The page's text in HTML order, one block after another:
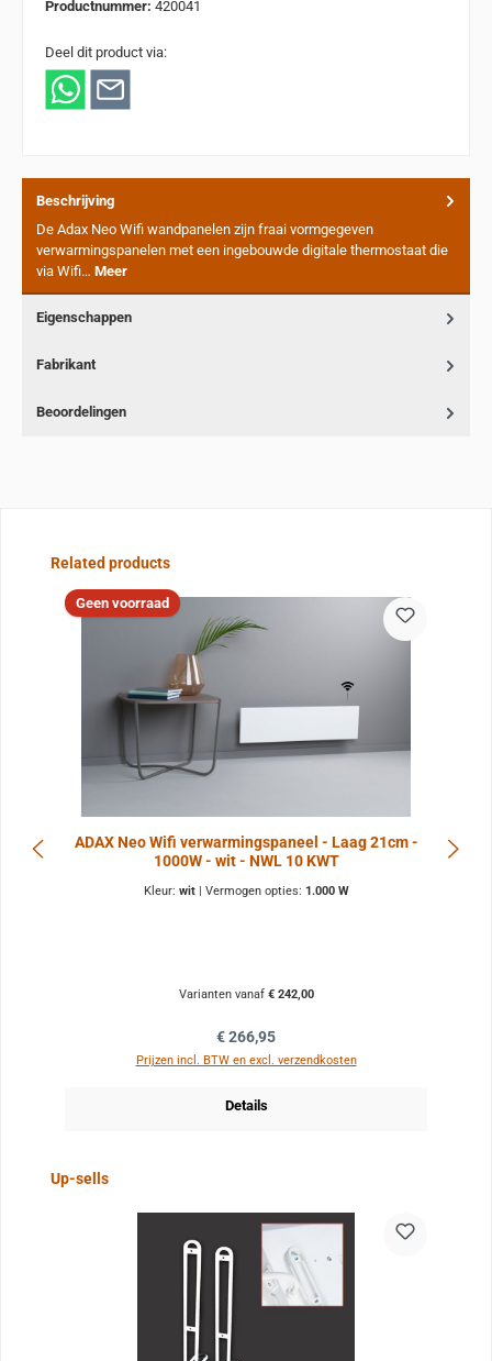
Productnummer: 420041
Deel dit product via:
Beschrijving
De Adax Neo Wifi wandpanelen zijn fraai vormgegeven
verwarmingspanelen met een ingebouwde digitale thermostaat die
via Wifi… Meer
Eigenschappen
Fabrikant
Beoordelingen
Sla de afbeeldingengalerij over
Related products
Geen voorraad
ADAX Neo Wifi verwarmingspaneel - Laag 21cm -
1000W - wit - NWL 10 KWT
Kleur: wit | Vermogen opties: 1.000 W
Varianten vanaf€ 242,00
Normale prijs:
€ 266,95
Prijzen incl. BTW en excl. verzendkosten
Details
Sla de afbeeldingengalerij over
Up-sells